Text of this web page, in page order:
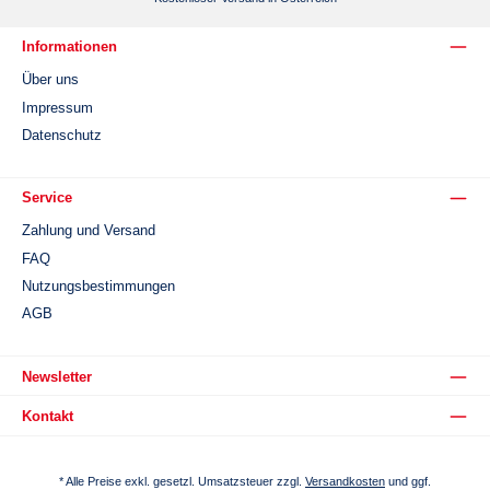
Informationen
Über uns
Impressum
Datenschutz
Service
Zahlung und Versand
FAQ
Nutzungsbestimmungen
AGB
Newsletter
Kontakt
* Alle Preise exkl. gesetzl. Umsatzsteuer zzgl. Versandkosten und ggf.